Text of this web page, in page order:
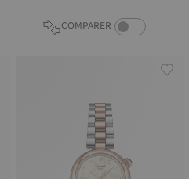
COMPARER COMPARE